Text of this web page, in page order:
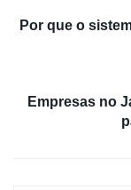
Por que o
Empresas no